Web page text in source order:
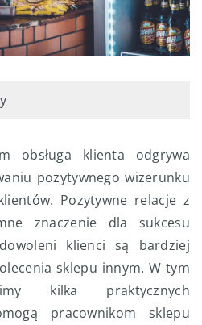
obsługa klienta odgrywa
pozytywnego wizerunku
Pozytywne relacje z
znaczenie dla sukcesu
klienci są bardziej
sklepu innym. W tym
kilka praktycznych
pracownikom sklepu